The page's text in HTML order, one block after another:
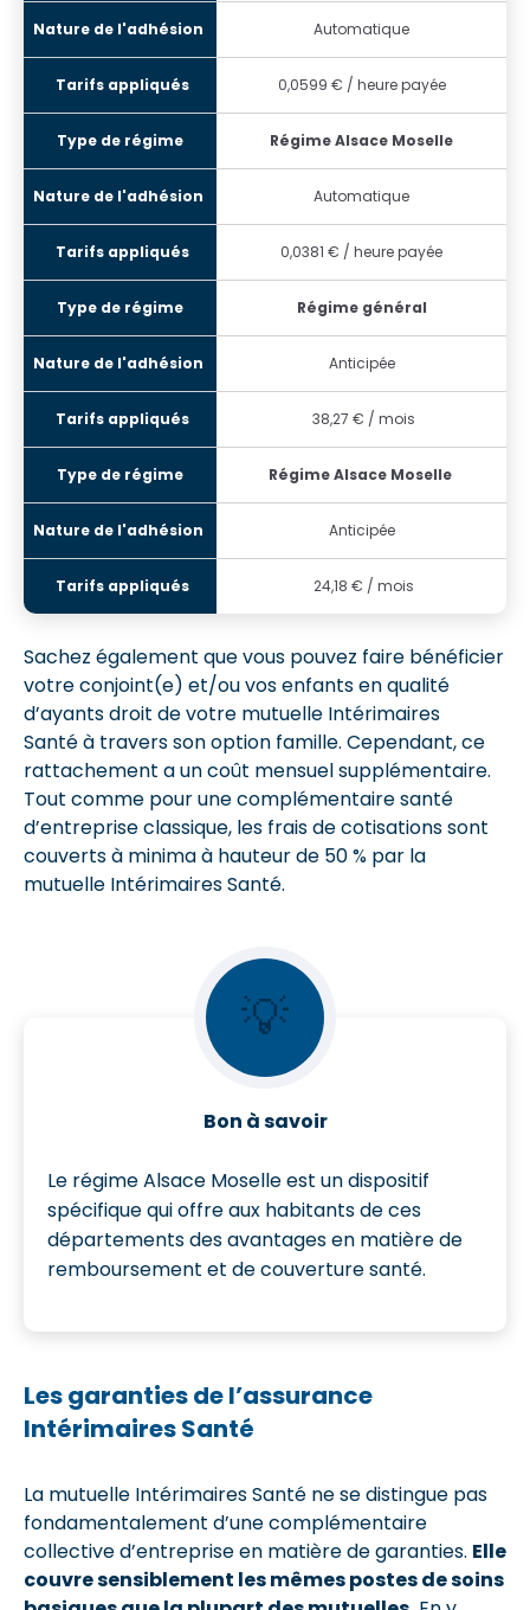
Automatique
0,0599 € / heure payée
Régime Alsace Moselle
Automatique
0,0381 € / heure payée
Régime général
Anticipée
38,27 € / mois
Régime Alsace Moselle
Anticipée
24,18 € / mois
Sachez également que vous pouvez faire bénéficier
votre conjoint(e) et/ou vos enfants en qualité
d’ayants droit de votre mutuelle Intérimaires
Santé à travers son option famille. Cependant, ce
rattachement a un coût mensuel supplémentaire.
Tout comme pour une complémentaire santé
d’entreprise classique, les frais de cotisations sont
couverts à minima à hauteur de 50 % par la
mutuelle Intérimaires Santé.
💡
Bon à savoir
Le régime Alsace Moselle est un dispositif
spécifique qui offre aux habitants de ces
départements des avantages en matière de
remboursement et de couverture santé.
Les garanties de l’assurance
Intérimaires Santé
La mutuelle Intérimaires Santé ne se distingue pas
fondamentalement d’une complémentaire
collective d’entreprise en matière de garanties. Elle
couvre sensiblement les mêmes postes de soins